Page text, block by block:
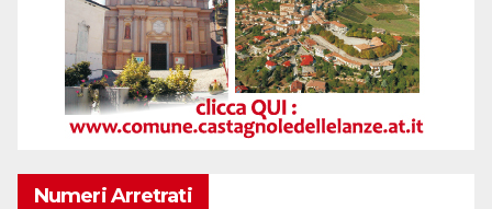
Numeri Arretrati